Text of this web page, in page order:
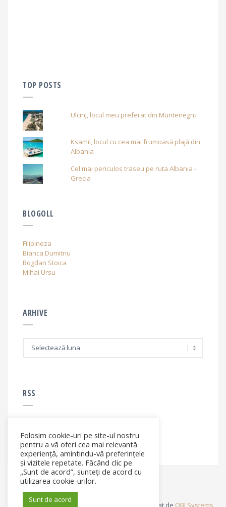
TOP POSTS
Ulcinj, locul meu preferat din Muntenegru
Ksamil, locul cu cea mai frumoasă plajă din
Albania
Cel mai periculos traseu pe ruta Albania -
Grecia
BLOGOLL
Filipineza
Bianca Dumitriu
Bogdan Stoica
Mihai Ursu
ARHIVE
RSS
RSS - articole
© Elena Filip. All rights reserved ® - Site dezvoltat de OBI Systems
Folosim cookie-uri pe site-ul nostru
pentru a vă oferi cea mai relevantă
experiență, amintindu-vă preferințele
și vizitele repetate. Făcând clic pe
„Sunt de acord”, sunteți de acord cu
utilizarea cookie-urilor.
Sunt de acord